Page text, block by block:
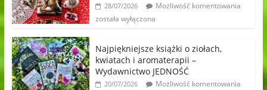
28/07/2026
Możliwość komentowania
została wyłączona
Najpiękniejsze książki o ziołach,
kwiatach i aromaterapii –
Wydawnictwo JEDNOŚĆ
20/07/2026
Możliwość komentowania